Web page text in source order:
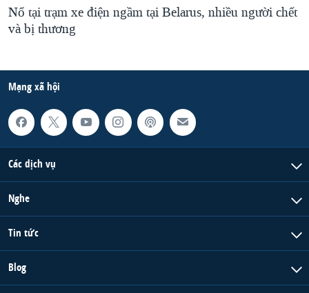
Nổ tại trạm xe điện ngầm tại Belarus, nhiều người chết
và bị thương
Mạng xã hội
Các dịch vụ
Nghe
Tin tức
Blog